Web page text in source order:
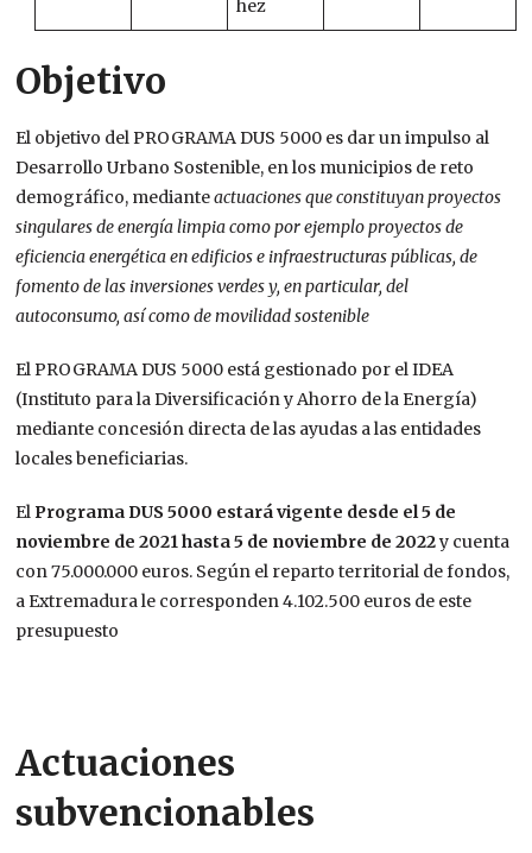
hez
Objetivo
El objetivo del PROGRAMA DUS 5000 es dar un impulso al
Desarrollo Urbano Sostenible, en los municipios de reto
demográfico, medianteactuaciones que constituyan proyectos
singulares de energía limpia como por ejemplo proyectos de
eficiencia energética en edificios e infraestructuras públicas, de
fomento de las inversiones verdes y, en particular, del
autoconsumo, así como de movilidad sostenible
El PROGRAMA DUS 5000 está gestionado por el IDEA
(Instituto para la Diversificación y Ahorro de la Energía)
mediante concesión directa de las ayudas a las entidades
locales beneficiarias.
El Programa DUS 5000 estará vigente desde el 5 de
noviembre de 2021 hasta 5 de noviembre de 2022y cuenta
con 75.000.000 euros. Según el reparto territorial de fondos,
a Extremadura le corresponden 4.102.500 euros de este
presupuesto
Actuaciones
subvencionables